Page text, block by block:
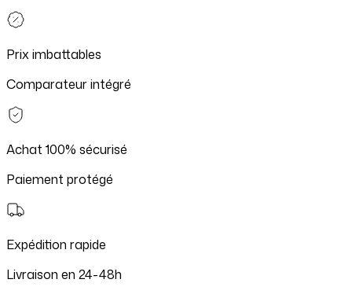
Prix imbattables
Comparateur intégré
Achat 100% sécurisé
Paiement protégé
Expédition rapide
Livraison en 24-48h